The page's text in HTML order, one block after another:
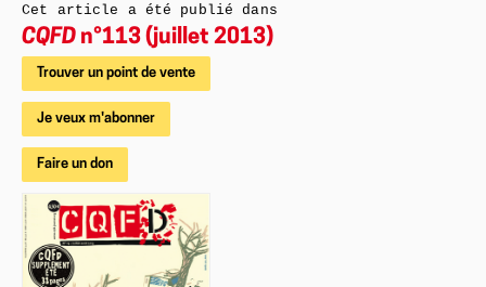
Cet article a été publié dans
CQFD n°113 (juillet 2013)
Trouver un point de vente
Je veux m'abonner
Faire un don